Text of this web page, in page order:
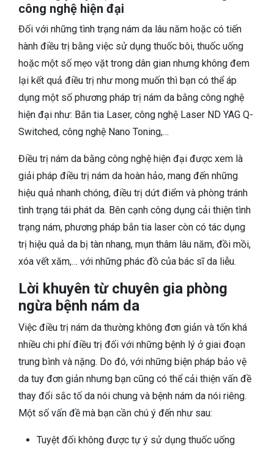
công nghệ hiện đại
Đối với những tình trạng nám da lâu năm hoặc có tiến
hành điều trị bằng việc sử dụng thuốc bôi, thuốc uống
hoặc một số mẹo vặt trong dân gian nhưng không đem
lại kết quả điều trị như mong muốn thì bạn có thể áp
dụng một số phương pháp trị nám da bằng công nghệ
hiện đại như: Bắn tia Laser, công nghệ Laser ND YAG Q-
Switched, công nghệ Nano Toning,…
Điều trị nám da bằng công nghệ hiện đại được xem là
giải pháp điều trị nám da hoàn hảo, mang đến những
hiệu quả nhanh chóng, điều trị dứt điểm và phòng tránh
tình trạng tái phát da. Bên cạnh công dụng cải thiện tình
trạng nám, phương pháp bắn tia laser còn có tác dụng
trị hiệu quả da bị tàn nhang, mụn thâm lâu năm, đồi mồi,
xóa vết xăm,… với những phác đồ của bác sĩ da liễu.
Lời khuyên từ chuyên gia phòng
ngừa bệnh nám da
Việc điều trị nám da thường không đơn giản và tốn khá
nhiều chi phí điều trị đối với những bệnh lý ở giai đoạn
trung bình và nặng. Do đó, với những biện pháp bảo vệ
da tuy đơn giản nhưng bạn cũng có thể cải thiện vấn đề
thay đổi sắc tố da nói chung và bệnh nám da nói riêng.
Một số vấn đề mà bạn cần chú ý đến như sau:
Tuyệt đối không được tự ý sử dụng thuốc uống